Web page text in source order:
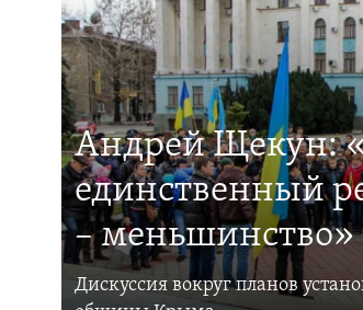
Андрей Щекун:
единственный
– меньшинство»
Дискуссия вокруг планов